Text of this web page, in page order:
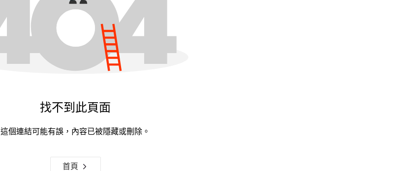
找不到此頁面
這個連結可能有誤，內容已被隱藏或刪除。
首頁